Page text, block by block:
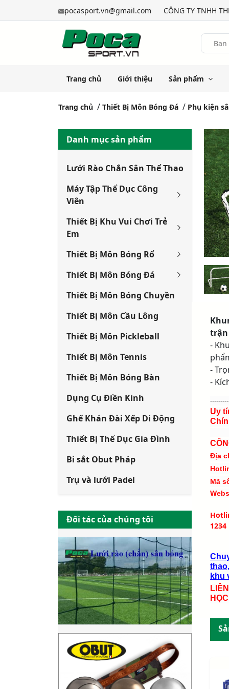
pocasport.vn@gmail.com CÔNG TY TNHH
Trang chủ Giới thiệu Sản phẩm
Trang chủ Thiết Bị Môn Bóng Đá Phụ kiện
Danh mục sản phẩm
Lưới Rào Chắn Sân Thể Thao
Máy Tập Thể Dục Công
Viên
Thiết Bị Khu Vui Chơi Trẻ
Em
Thiết Bị Môn Bóng Rổ
Thiết Bị Môn Bóng Đá
Thiết Bị Môn Bóng Chuyền
Thiết Bị Môn Cầu Lông
Thiết Bị Môn Pickleball
Thiết Bị Môn Tennis
Thiết Bị Môn Bóng Bàn
Dụng Cụ Điền Kinh
Ghế Khán Đài Xếp Di Động
Thiết Bị Thể Dục Gia Đình
Bi sắt Obut Pháp
Trụ và lưới Padel
Đối tác của chúng tôi
trận
-
-
-
Uy
Địa
Mã
1234
khu